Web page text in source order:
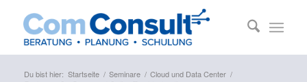
Du bist hier: Startseite / Seminare / Cloud und Data Center /